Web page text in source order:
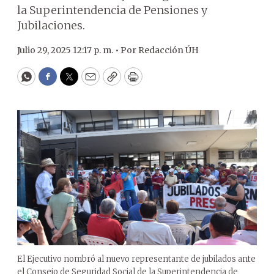
la Superintendencia de Pensiones y
Jubilaciones.
Julio 29, 2025 12:17 p. m. • Por Redacción ÚH
WhatsApp
Facebook
Twitter
EmailCopyPrint
El Ejecutivo nombró al nuevo representante de jubilados ante
el Consejo de Seguridad Social de la Superintendencia de